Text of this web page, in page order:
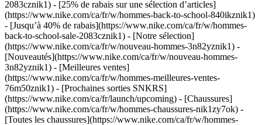
2083cznik1) - [25% de rabais sur une sélection d’articles]
(https://www.nike.com/ca/fr/w/hommes-back-to-school-840ikznik1)
- [Jusqu’à 40% de rabais](https://www.nike.com/ca/fr/w/hommes-
back-to-school-sale-2083cznik1) - [Notre sélection]
(https://www.nike.com/ca/fr/w/nouveau-hommes-3n82yznik1) -
[Nouveautés](https://www.nike.com/ca/fr/w/nouveau-hommes-
3n82yznik1) - [Meilleures ventes]
(https://www.nike.com/ca/fr/w/hommes-meilleures-ventes-
76m50znik1) - [Prochaines sorties SNKRS]
(https://www.nike.com/ca/fr/launch/upcoming) - [Chaussures]
(https://www.nike.com/ca/fr/w/hommes-chaussures-nik1zy7ok) -
[Toutes les chaussures](https://www.nike.com/ca/fr/w/hommes-